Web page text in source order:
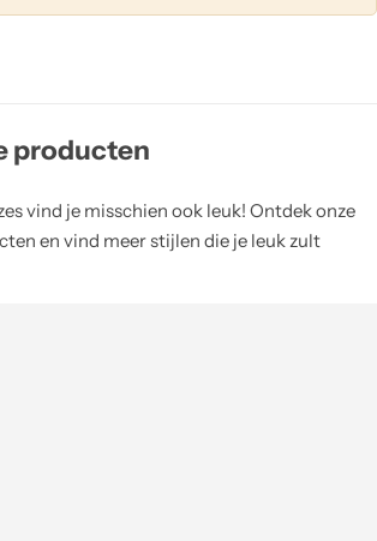
producten
vind je misschien ook leuk! Ontdek onze
en vind meer stijlen die je leuk zult